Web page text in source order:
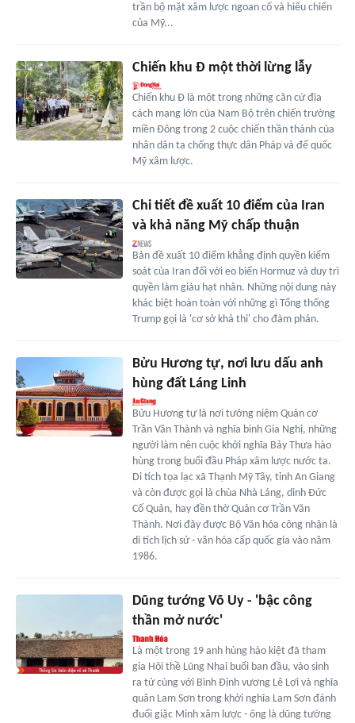
trần bộ mặt xâm lược ngoan cố và hiếu chiến
của Mỹ...
Chiến khu Ð một thời lừng lẫy
Chiến khu Đ là một trong những căn cứ địa
cách mạng lớn của Nam Bộ trên chiến trường
miền Đông trong 2 cuộc chiến thần thánh của
nhân dân ta chống thực dân Pháp và đế quốc
Mỹ xâm lược.
Chi tiết đề xuất 10 điểm của Iran
và khả năng Mỹ chấp thuận
Bản đề xuất 10 điểm khẳng định quyền kiểm
soát của Iran đối với eo biển Hormuz và duy trì
quyền làm giàu hạt nhân. Những nội dung này
khác biệt hoàn toàn với những gì Tổng thống
Trump gọi là 'cơ sở khả thi' cho đàm phán.
Bửu Hương tự, nơi lưu dấu anh
hùng đất Láng Linh
Bửu Hương tự là nơi tưởng niệm Quản cơ
Trần Văn Thành và nghĩa binh Gia Nghị, những
người làm nên cuộc khởi nghĩa Bảy Thưa hào
hùng trong buổi đầu Pháp xâm lược nước ta.
Di tích tọa lạc xã Thạnh Mỹ Tây, tỉnh An Giang
và còn được gọi là chùa Nhà Láng, dinh Đức
Cố Quản, hay đền thờ Quản cơ Trần Văn
Thành. Nơi đây được Bộ Văn hóa công nhận là
di tích lịch sử - văn hóa cấp quốc gia vào năm
1986.
Dũng tướng Võ Uy - 'bậc công
thần mở nước'
Là một trong 19 anh hùng hào kiệt đã tham
gia Hội thề Lũng Nhai buổi ban đầu, vào sinh
ra tử cùng với Bình Định vương Lê Lợi và nghĩa
quân Lam Sơn trong khởi nghĩa Lam Sơn đánh
đuổi giặc Minh xâm lược - ông là dũng tướng